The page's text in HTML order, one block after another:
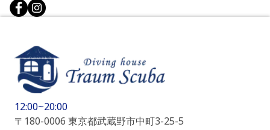
12:00~20:00
〒180-0006 東京都武蔵野市中町3-25-5